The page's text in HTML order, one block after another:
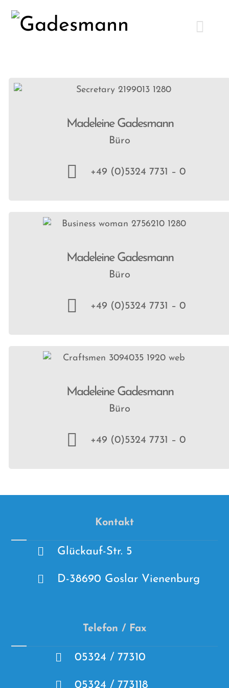
Madeleine Gadesmann
Büro
+49 (0)5324 7731 – 0
Madeleine Gadesmann
Büro
+49 (0)5324 7731 – 0
Madeleine Gadesmann
Büro
+49 (0)5324 7731 – 0
Kontakt
Glückauf-Str. 5
D-38690 Goslar Vienenburg
Telefon / Fax
05324 / 77310
05324 / 773118